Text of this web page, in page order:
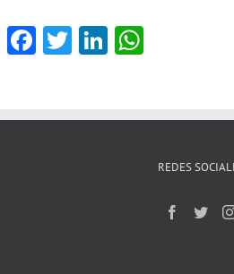
Facebook
TwitterLinkedIn
REDES